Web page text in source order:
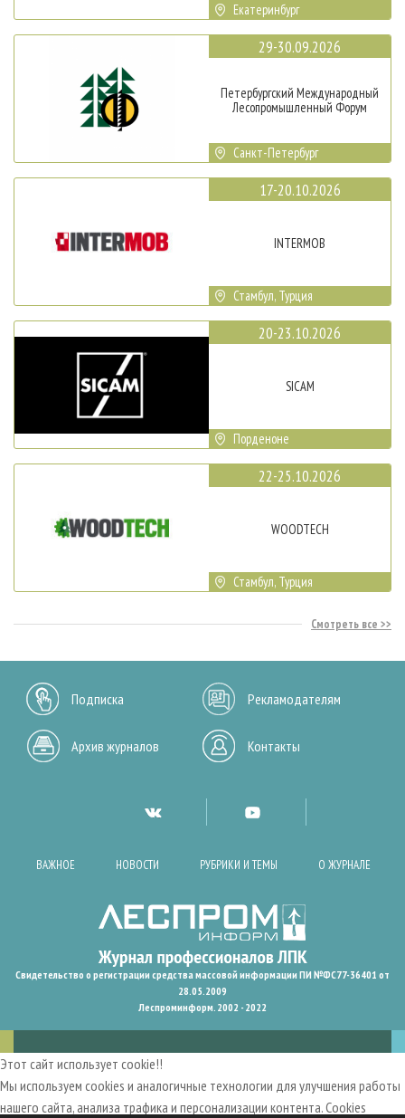
Екатеринбург
29-30.09.2026
Петербургский Международный
Лесопромышленный Форум
Санкт-Петербург
17-20.10.2026
INTERMOB
Стамбул, Турция
20-23.10.2026
SICAM
Порденоне
22-25.10.2026
WOODTECH
Стамбул, Турция
Смотреть все
Подписка Рекламодателям
Архив журналов Контакты
ВАЖНОЕ НОВОСТИ РУБРИКИ И ТЕМЫ О ЖУРНАЛЕ
Свидетельство о регистрации средства массовой информации ПИ №ФС77-36401 от
28.05.2009
Леспроминформ. 2002 - 2022
Этот сайт использует cookie!!
Мы используем cookies и аналогичные технологии для улучшения работы
нашего сайта, анализа трафика и персонализации контента. Cookies